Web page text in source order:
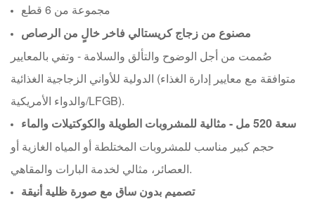
مجموعة من 6 قطع
مصنوع من زجاج كريستالي فاخر خالٍ من الرصاص
صُممت من أجل الوضوح والتألق والسلامة - وتفي بالمعايير
الدولية للأواني الزجاجية الغذائية (متوافقة مع معايير إدارة الغذاء
والدواء الأمريكية/LFGB).
سعة 520 مل - مثالية للمشروبات الطويلة والكوكتيلات والماء
حجم كبير مناسب للمشروبات المختلطة أو المياه الغازية أو
العصائر، مثالي لخدمة البارات والمقاهي.
تصميم بدون ساق مع صورة ظلية أنيقة